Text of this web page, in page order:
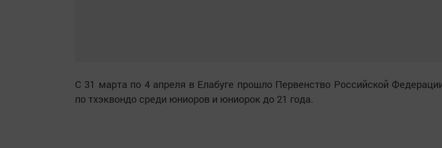
С 31 марта по 4 апреля в Елабуге прошло Первенство Российской
по тхэквондо среди юниоров и юниорок до 21 года.